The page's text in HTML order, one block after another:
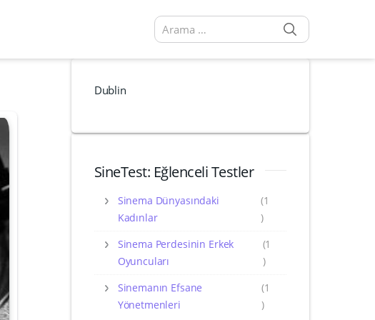
Arama sonuçları:
Dublin
SineTest: Eğlenceli Testler
Sinema Dünyasındaki
Kadınlar
(1
)
Sinema Perdesinin Erkek
Oyuncuları
(1
)
Sinemanın Efsane
Yönetmenleri
(1
)